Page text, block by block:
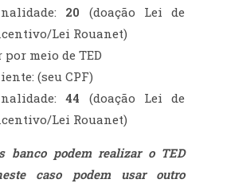
20 (doação Lei de
Lei Rouanet)
por meio de TED
(seu CPF)
44 (doação Lei de
Lei Rouanet)
banco podem realizar o TED
caso podem usar outro